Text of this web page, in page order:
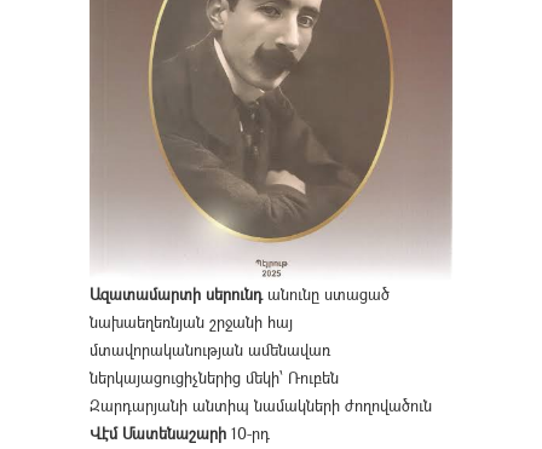
Ազատամարտի սերունդանունը ստացած
նախաեղեռնյան շրջանի հայ
մտավորականության ամենավառ
ներկայացուցիչներից մեկի՝ Ռուբեն
Զարդարյանի անտիպ նամակների ժողովածուն
Վէմ Մատենաշարի 10-րդ